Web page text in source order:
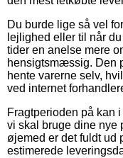
Du burde lige så vel
lejlighed eller til når
tider en anelse mere
hensigtsmæssig. Den
hente varerne selv,
ved internet
Fragtperioden på kan
vi skal bruge dine nye
øjemed er det fuldt ud
estimerede